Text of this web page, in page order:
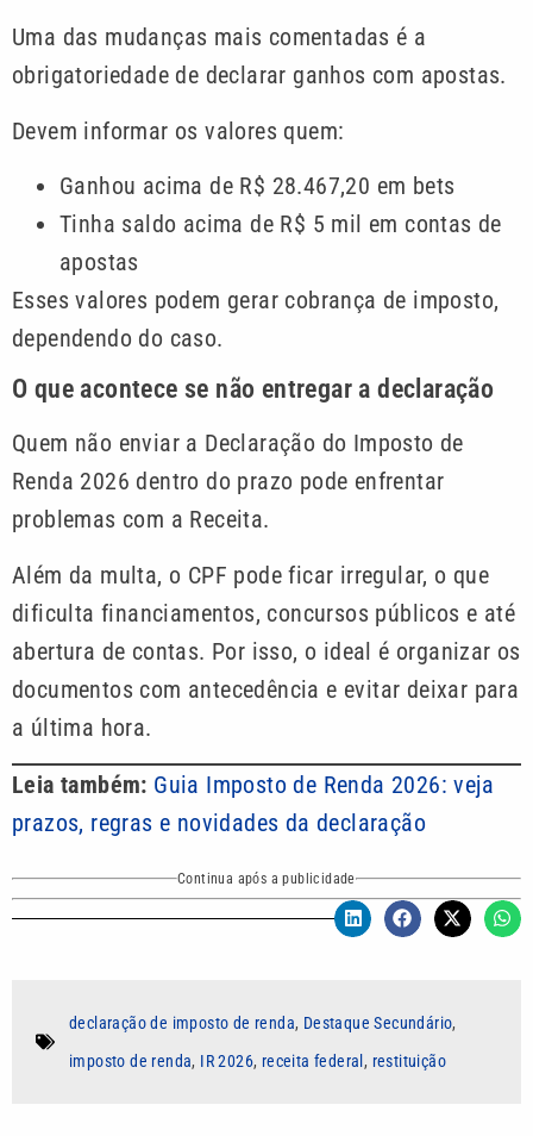
Uma das mudanças mais comentadas é a
obrigatoriedade de declarar ganhos com apostas.
Devem informar os valores quem:
Ganhou acima de R$ 28.467,20 em bets
Tinha saldo acima de R$ 5 mil em contas de
apostas
Esses valores podem gerar cobrança de imposto,
dependendo do caso.
O que acontece se não entregar a declaração
Quem não enviar a Declaração do Imposto de
Renda 2026 dentro do prazo pode enfrentar
problemas com a Receita.
Além da multa, o CPF pode ficar irregular, o que
dificulta financiamentos, concursos públicos e até
abertura de contas. Por isso, o ideal é organizar os
documentos com antecedência e evitar deixar para
a última hora.
Leia também: Guia Imposto de Renda 2026: veja
prazos, regras e novidades da declaração
Continua após a publicidade
declaração de imposto de renda, Destaque Secundário,
imposto de renda, IR 2026, receita federal , restituição